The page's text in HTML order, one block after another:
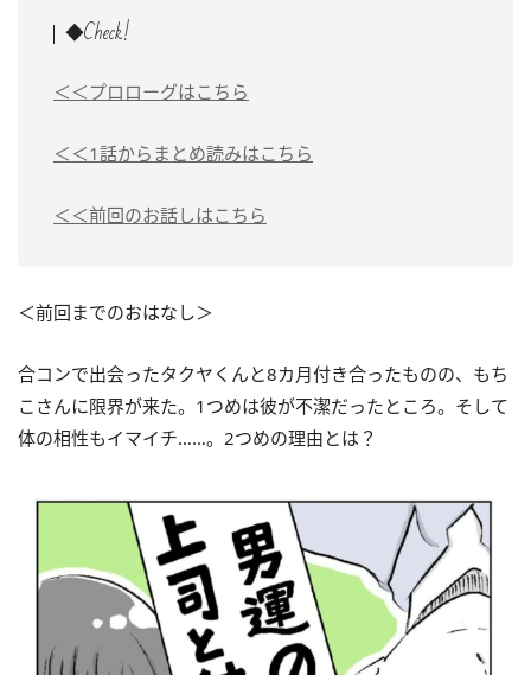
◆Check!
＜＜プロローグはこちら
＜＜1話からまとめ読みはこちら
＜＜前回のお話しはこちら
＜前回までのおはなし＞
合コンで出会ったタクヤくんと8カ月付き合ったものの、もち
こさんに限界が来た。1つめは彼が不潔だったところ。そして
体の相性もイマイチ……。2つめの理由とは？